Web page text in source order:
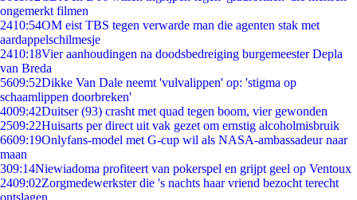
ongemerkt filmen
2410:54OM eist TBS tegen verwarde man die agenten stak met
aardappelschilmesje
2410:18Vier aanhoudingen na doodsbedreiging burgemeester Depla
van Breda
5609:52Dikke Van Dale neemt 'vulvalippen' op: 'stigma op
schaamlippen doorbreken'
4009:42Duitser (93) crasht met quad tegen boom, vier gewonden
2509:22Huisarts per direct uit vak gezet om ernstig alcoholmisbruik
6609:19Onlyfans-model met G-cup wil als NASA-ambassadeur naar
maan
309:14Niewiadoma profiteert van pokerspel en grijpt geel op Ventoux
2409:02Zorgmedewerkster die 's nachts haar vriend bezocht terecht
ontslagen